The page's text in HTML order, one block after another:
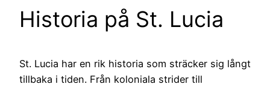
Historia på St. Lucia
St. Lucia har en rik historia som sträcker sig långt
tillbaka i tiden. Från koloniala strider till